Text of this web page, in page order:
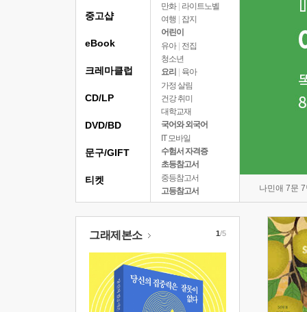
만화 | 라이트노벨
여행
잡지
어린이
유아 | 전집
청소년
요리
육아
가정 살림
건강 취미
대학교재
국어와 외국어
IT 모바일
수험서 자격증
초등참고서
중등참고서
고등참고서
나민애 7문
중고샵
eBook
크레마클럽
CD/LP
DVD/BD
문구/GIFT
티켓
그래제본소 1/5